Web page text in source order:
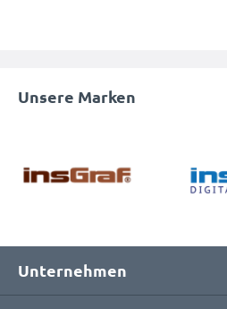
Unsere Marken
Unternehmen